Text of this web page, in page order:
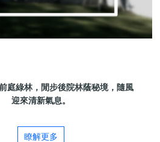
庭綠林，閒步後院林蔭秘境，隨風
迎來清新氣息。
瞭解更多